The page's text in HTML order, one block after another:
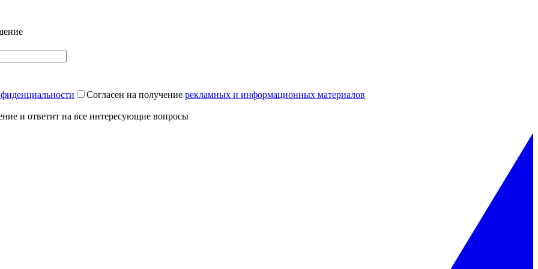
Согласен на получение рекламных и информационных материалов
и ответит на все интересующие вопросы